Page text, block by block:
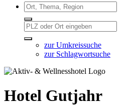
zur Umkreissuche
zur Schlagwortsuche
Hotel Gutjahr